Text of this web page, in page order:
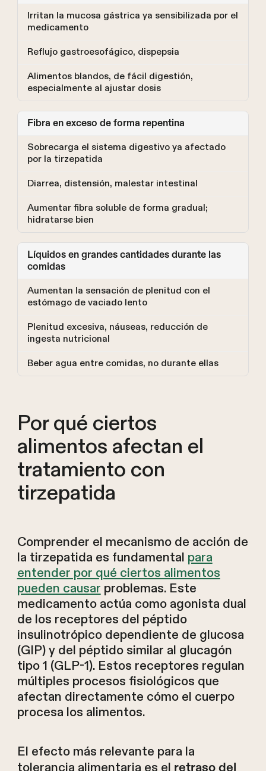
Irritan la mucosa gástrica ya sensibilizada por el
medicamento
Reflujo gastroesofágico, dispepsia
Alimentos blandos, de fácil digestión,
especialmente al ajustar dosis
Fibra en exceso de forma repentina
Sobrecarga el sistema digestivo ya afectado
por la tirzepatida
Diarrea, distensión, malestar intestinal
Aumentar fibra soluble de forma gradual;
hidratarse bien
Líquidos en grandes cantidades durante las
comidas
Aumentan la sensación de plenitud con el
estómago de vaciado lento
Plenitud excesiva, náuseas, reducción de
ingesta nutricional
Beber agua entre comidas, no durante ellas
Por qué ciertos
alimentos afectan el
tratamiento con
tirzepatida
Comprender el mecanismo de acción de
la tirzepatida es fundamental para
entender por qué ciertos alimentos
pueden causar problemas. Este
medicamento actúa como agonista dual
de los receptores del péptido
insulinotrópico dependiente de glucosa
(GIP) y del péptido similar al glucagón
tipo 1 (GLP-1). Estos receptores regulan
múltiples procesos fisiológicos que
afectan directamente cómo el cuerpo
procesa los alimentos.
El efecto más relevante para la
retraso del